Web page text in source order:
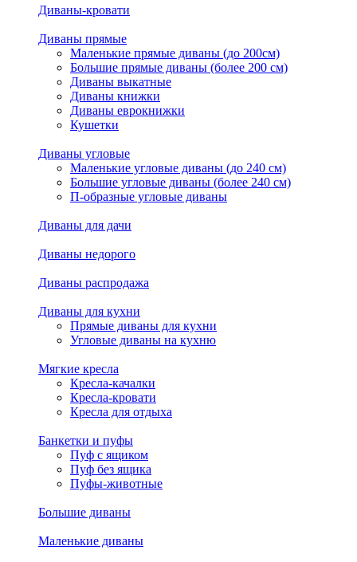
Диваны-кровати
Диваны прямые
Маленькие прямые диваны (до 200см)
Большие прямые диваны (более 200 см)
Диваны выкатные
Диваны книжки
Диваны еврокнижки
Кушетки
Диваны угловые
Маленькие угловые диваны (до 240 см)
Большие угловые диваны (более 240 см)
П-образные угловые диваны
Диваны для дачи
Диваны недорого
Диваны распродажа
Диваны для кухни
Прямые диваны для кухни
Угловые диваны на кухню
Мягкие кресла
Кресла-качалки
Кресла-кровати
Кресла для отдыха
Банкетки и пуфы
Пуф с ящиком
Пуф без ящика
Пуфы-животные
Большие диваны
Маленькие диваны